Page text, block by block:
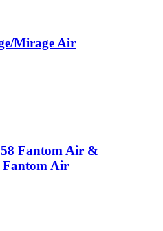
Mirage Air
Fantom Air &
Fantom Air